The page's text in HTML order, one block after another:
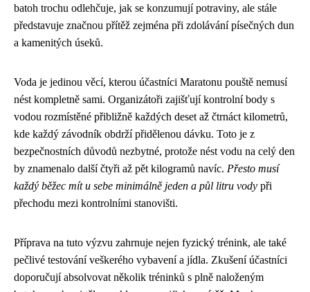
batoh trochu odlehčuje, jak se konzumují potraviny, ale stále
představuje značnou přítěž zejména při zdolávání písečných dun
a kamenitých úseků.
Voda je jedinou věcí, kterou účastníci Maratonu pouště nemusí
nést kompletně sami. Organizátoři zajišťují kontrolní body s
vodou rozmístěné přibližně každých deset až čtrnáct kilometrů,
kde každý závodník obdrží přidělenou dávku. Toto je z
bezpečnostních důvodů nezbytné, protože nést vodu na celý den
by znamenalo další čtyři až pět kilogramů navíc. Přesto musí
každý běžec mít u sebe minimálně jeden a půl litru vody při
přechodu mezi kontrolními stanovišti.
Příprava na tuto výzvu zahrnuje nejen fyzický trénink, ale také
pečlivé testování veškerého vybavení a jídla. Zkušení účastníci
doporučují absolvovat několik tréninků s plně naloženým